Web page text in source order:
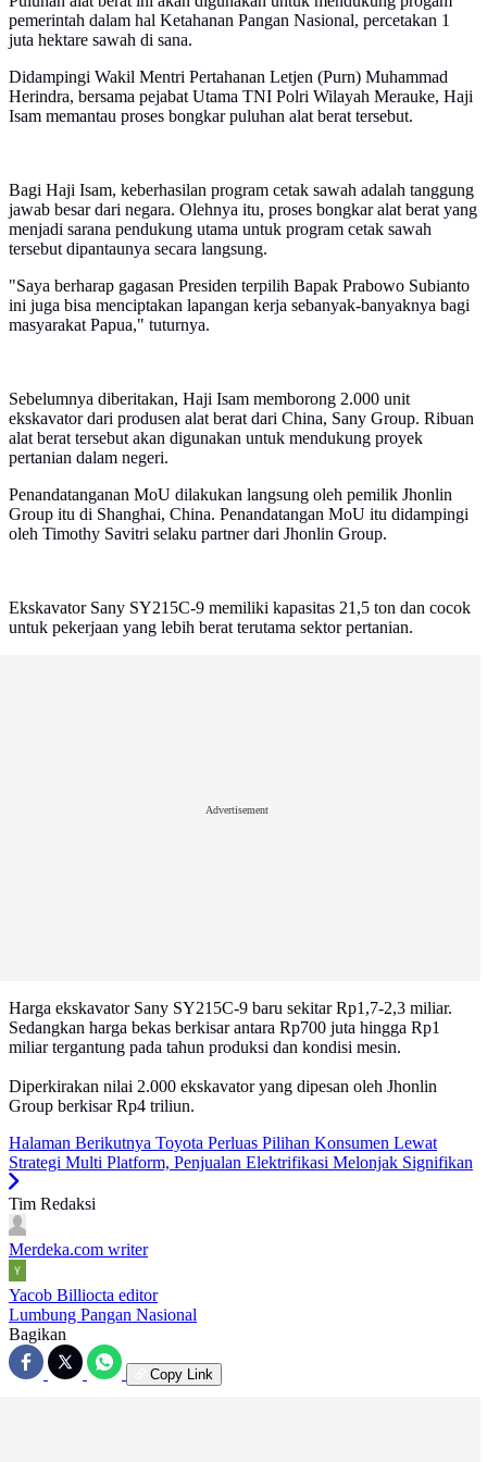
pemerintah dalam hal Ketahanan Pangan Nasional, percetakan 1
juta hektare sawah di sana.
Didampingi Wakil Mentri Pertahanan Letjen (Purn) Muhammad
Herindra, bersama pejabat Utama TNI Polri Wilayah Merauke, Haji
Isam memantau proses bongkar puluhan alat berat tersebut.
Bagi Haji Isam, keberhasilan program cetak sawah adalah tanggung
jawab besar dari negara. Olehnya itu, proses bongkar alat berat yang
menjadi sarana pendukung utama untuk program cetak sawah
tersebut dipantaunya secara langsung.
"Saya berharap gagasan Presiden terpilih Bapak Prabowo Subianto
ini juga bisa menciptakan lapangan kerja sebanyak-banyaknya bagi
masyarakat Papua," tuturnya.
Sebelumnya diberitakan, Haji Isam memborong 2.000 unit
ekskavator dari produsen alat berat dari China, Sany Group. Ribuan
alat berat tersebut akan digunakan untuk mendukung proyek
pertanian dalam negeri.
Penandatanganan MoU dilakukan langsung oleh pemilik Jhonlin
Group itu di Shanghai, China. Penandatangan MoU itu didampingi
oleh Timothy Savitri selaku partner dari Jhonlin Group.
Ekskavator Sany SY215C-9 memiliki kapasitas 21,5 ton dan cocok
untuk pekerjaan yang lebih berat terutama sektor pertanian.
Advertisement
Harga ekskavator Sany SY215C-9 baru sekitar Rp1,7-2,3 miliar.
Sedangkan harga bekas berkisar antara Rp700 juta hingga Rp1
miliar tergantung pada tahun produksi dan kondisi mesin.
Diperkirakan nilai 2.000 ekskavator yang dipesan oleh Jhonlin
Group berkisar Rp4 triliun.
Halaman Berikutnya Toyota Perluas Pilihan Konsumen Lewat
Strategi Multi Platform, Penjualan Elektrifikasi Melonjak Signifikan
Tim Redaksi
Merdeka.com writer
Yacob Billiocta editor
Lumbung Pangan Nasional
Bagikan
Copy Link